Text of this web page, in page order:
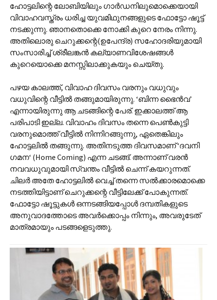
ഹോട്ടലിന്റെ ലോബിയിലും ഗാർഡനിലുമൊക്കെയായി
വിവാഹവസ്ത്രം ധരിച്ച യുവമിഥുനങ്ങളുടെ ഫോട്ടോ ഷൂട്ട്
നടക്കുന്നു. ഞാനതൊക്കെ നോക്കി കുറെ നേരം നിന്നു.
അതിലൊരു ചെറുക്കന്റെ(ഉപേന്ദ്ര) സഹോദരിയുമായി
സംസാരിച്ച് ശ്രീലങ്കൻ കല്യാണവിശേഷങ്ങൾ
കുറെയൊക്കെ മനസ്സിലാക്കുകയും ചെയ്തു.
പഴയ കാലത്ത്, വിവാഹ ദിവസം വരനും വധുവും
വധുവിന്റെ വീട്ടിൽ തങ്ങുമായിരുന്നു. ‘ബിന്ന ഭൈൻ‌വ’
എന്നായിരുന്നു ആ ചടങ്ങിന്റെ പേര്. ഇക്കാലത്ത് ആ
പരിപാടി ഇല്ല. വിവാഹം ദിവസം തന്നെ പെൺകുട്ടി
വരനുമൊത്ത് വീട്ടിൽ നിന്നിറങ്ങുന്നു, ഏതെങ്കിലും
ഹോട്ടലിൽ തങ്ങുന്നു. അതിനടുത്ത ദിവസമാണ് ‘ദവനി
ഗമന‘ (Home Coming) എന്ന ചടങ്ങ്. അന്നാണ് വരൻ
നവവധുവുമായി സ്വന്തം വീട്ടിൽ ചെന്ന് കയറുന്നത്.
ചിലർ അതേ ഹോട്ടലിൽ വെച്ച് തന്നെ സൽക്കാരമൊക്കെ
നടത്തിയിട്ടാണ് ചെറുക്കന്റെ വീട്ടിലേക്ക് പോകുന്നത്.
ഫോട്ടോ ഷൂട്ടുകൾ ഒന്നടങ്ങിയപ്പോൾ ദമ്പതികളുടെ
അനുവാദത്തോടെ അവർക്കൊപ്പം നിന്നും, അവരുടേത്
മാത്രമായും പടങ്ങളെടുത്തു.